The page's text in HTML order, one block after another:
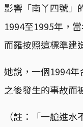
影響「南丫四號」
1994至1995年，
而羅按照這標準建
她說，一個1994
之後發生的事故而
（註：「一艙進